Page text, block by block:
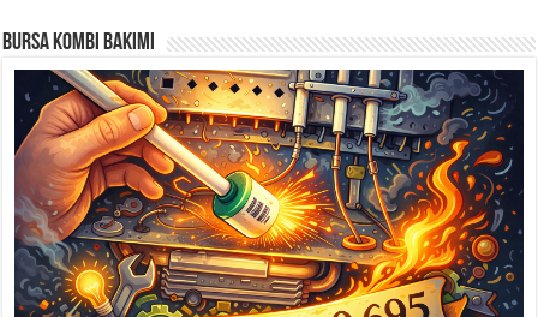
Bursa Kombi Bakımı